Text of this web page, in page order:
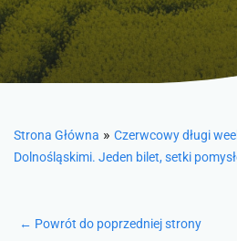
Strona Główna » Czerwcowy długi
Dolnośląskimi. Jeden bilet, setki
← Powrót do poprzedniej strony